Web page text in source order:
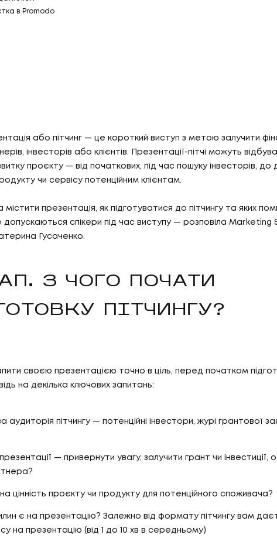
в Promodo
або пітчинг — це короткий виступ з метою залучити
інвесторів або клієнтів. Презентації-пітчі можуть
проєкту — від початкових, під час пошуку інвесторів, до
чи сервісу потенційним клієнтам.
презентація, як підготуватися до пітчингу та яких
допускаються спікери під час виступу — розповіла Marketing
Гусаченко.
З ЧОГО ПОЧАТИ
ПІТЧИНГУ?
своєю презентацією точно в ціль, перед початком
на декілька ключових запитань:
аудиторія пітчингу — потенційні інвестори, журі грантової
— привернути увагу, залучити грант чи інвестиції,
цінність проєкту чи продукту для потенційного споживача?
є на презентацію? Залежно від формату пітчингу вам
на презентацію (від 1 до 10 хв в середньому)